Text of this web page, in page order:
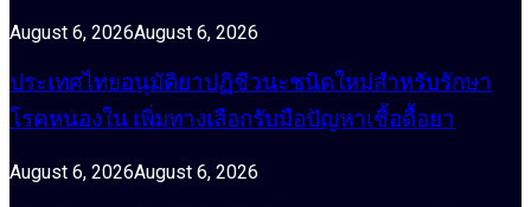
August 6, 2026August 6, 2026
ประเทศไทยอนุมัติยาปฏิชีวนะชนิดใหม่สำหรับรักษา
โรคหนองใน เพิ่มทางเลือกรับมือปัญหาเชื้อดื้อยา
August 6, 2026August 6, 2026